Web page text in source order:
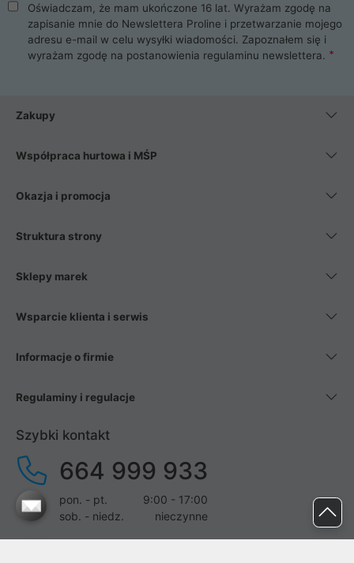
Oświadczam, że mam ukończone 16 lat. Wyrażam zgodę na
zapisanie mnie do Newslettera Proline i przetwarzanie mojego
adresu e-mail w celu wysyłki wiadomości. Zapoznałem się i
wyrażam zgodę na postanowienia regulaminu newslettera.
Zakupy
Współpraca hurtowa i MŚP
Okazja i promocja
Struktura strony
Sklepy marek
Wsparcie klienta i serwis
Informacje o firmie
Regulaminy i regulacje
Szybki kontakt
664 999 933
pon. - pt.
9:00 - 17:00
sob. - niedz.
nieczynne